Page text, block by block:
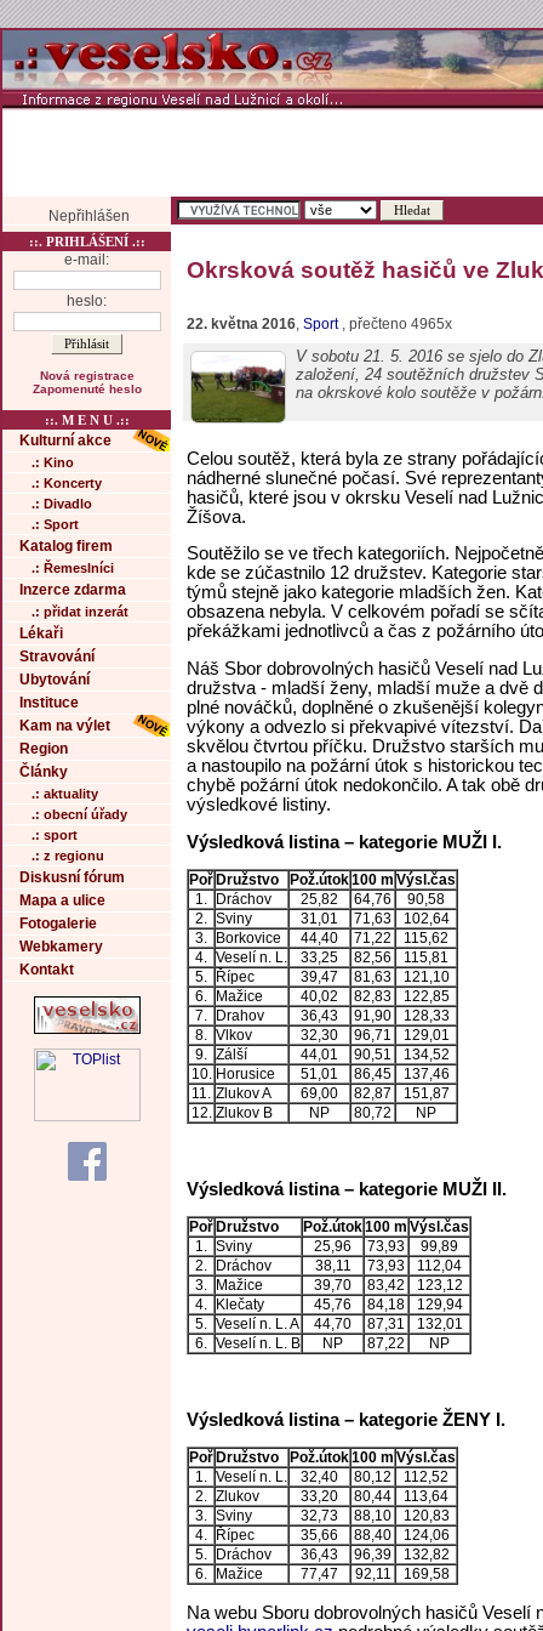
Nepřihlášen
::. PRIHLÁŠENÍ .::
e-mail:
heslo:
Nová registrace
Zapomenuté heslo
::. M E N U .::
Kulturní akce
.: Kino
.: Koncerty
.: Divadlo
.: Sport
Katalog firem
.: Řemeslníci
Inzerce zdarma
.: přidat inzerát
Lékaři
Stravování
Ubytování
Instituce
Kam na výlet
Region
Články
.: aktuality
.: obecní úřady
.: sport
.: z regionu
Diskusní fórum
Mapa a ulice
Fotogalerie
Webkamery
Kontakt
Okrsková soutěž hasičů ve
22. května 2016, Sport, přečteno 4965x
V sobotu 21. 5. 2016 se sjelo do
založení, 24 soutěžních družstev
na okrskové kolo soutěže v
Celou soutěž, která byla ze strany
nádherné slunečné počasí. Své
hasičů, které jsou v okrsku Veselí nad
Žíšova.
Soutěžilo se ve třech kategoriích.
kde se zúčastnilo 12 družstev. Kategorie
týmů stejně jako kategorie mladších žen.
obsazena nebyla. V celkovém pořadí se
překážkami jednotlivců a čas z požárního
Náš Sbor dobrovolných hasičů Veselí nad
družstva - mladší ženy, mladší muže a dvě
plné nováčků, doplněné o zkušenější
výkony a odvezlo si překvapivé vítezství.
skvělou čtvrtou příčku. Družstvo starších
a nastoupilo na požární útok s historickou
chybě požární útok nedokončilo. A tak obě
výsledkové listiny.
Výsledková listina – kategorie MUŽI I.
Poř Družstvo Pož.útok100 m Výsl.čas
1.
Dráchov 25,82 64,76
90,58
2. Sviny 31,01 71,63
102,64
3.
Borkovice 44,40 71,22
115,62
4. Veselí n. L. 33,25 82,56
115,81
5.
Řípec 39,47 81,63
121,10
6.
Mažice 40,02 82,83
122,85
7.
Drahov 36,43 91,90
128,33
8. Vlkov 32,30 96,71
129,01
9. Zálší 44,01 90,51
134,52
10. Horusice 51,01 86,45
137,46
11. Zlukov A 69,00 82,87
151,87
12. Zlukov B NP 80,72 NP
Výsledková listina – kategorie MUŽI II.
Poř Družstvo Pož.útok100 m Výsl.čas
1. Sviny 25,96 73,93
99,89
2.
Dráchov 38,11 73,93
112,04
3.
Mažice 39,70 83,42
123,12
4.
Klečaty 45,76 84,18
129,94
5. Veselí n. L. A 44,70 87,31
132,01
6. Veselí n. L. B NP 87,22 NP
Výsledková listina – kategorie ŽENY I.
Poř Družstvo Pož.útok100 m Výsl.čas
1. Veselí n. L. 32,40 80,12
112,52
2. Zlukov 33,20 80,44
113,64
3. Sviny 32,73 88,10
120,83
4.
Řípec 35,66 88,40
124,06
5.
Dráchov 36,43 96,39
132,82
6.
Mažice 77,47 92,11 169,58
Na webu Sboru dobrovolných hasičů Veselí